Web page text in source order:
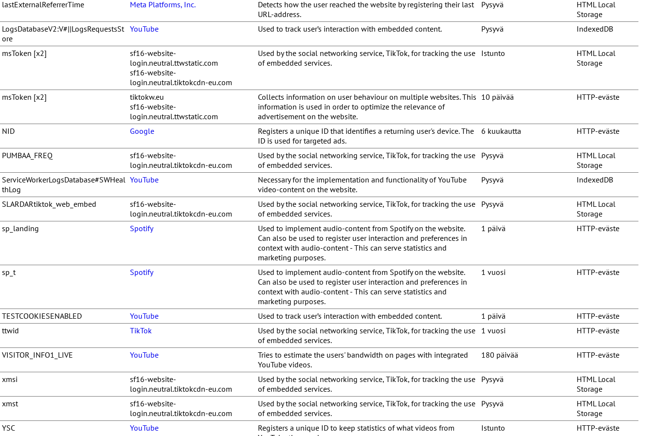
lastExternalReferrerTime
Meta Platforms, Inc.
Detects how the user reached the website by registering their last
URL-address.
Pysyvä
HTML Local
Storage
LogsDatabaseV2:V#||LogsRequestsSt
ore
YouTube Used to track user’s interaction with embedded content. Pysyvä IndexedDB
msToken [x2]
sf16-website-
login.neutral.ttwstatic.com
sf16-website-
login.neutral.tiktokcdn-eu.com
Used by the social networking service, TikTok, for tracking the use
of embedded services.
Istunto
HTML Local
Storage
msToken [x2]
tiktokw.eu
sf16-website-
login.neutral.ttwstatic.com
Collects information on user behaviour on multiple websites. This
information is used in order to optimize the relevance of
advertisement on the website.
10 päivää HTTP-eväste
NID Google
Registers a unique ID that identifies a returning user's device. The
ID is used for targeted ads.
6 kuukautta HTTP-eväste
PUMBAA_FREQ
sf16-website-
login.neutral.tiktokcdn-eu.com
Used by the social networking service, TikTok, for tracking the use
of embedded services.
Pysyvä
HTML Local
Storage
ServiceWorkerLogsDatabase#SWHeal
thLog
YouTube
Necessary for the implementation and functionality of YouTube
video-content on the website.
Pysyvä IndexedDB
SLARDARtiktok_web_embed
sf16-website-
login.neutral.tiktokcdn-eu.com
Used by the social networking service, TikTok, for tracking the use
of embedded services.
Pysyvä
HTML Local
Storage
sp_landing
Spotify
Used to implement audio-content from Spotify on the website.
Can also be used to register user interaction and preferences in
context with audio-content - This can serve statistics and
marketing purposes.
1 päivä HTTP-eväste
sp_t Spotify
Used to implement audio-content from Spotify on the website.
Can also be used to register user interaction and preferences in
context with audio-content - This can serve statistics and
marketing purposes.
1 vuosi HTTP-eväste
TESTCOOKIESENABLED YouTube Used to track user’s interaction with embedded content. 1 päivä
HTTP-eväste
ttwid
TikTok
Used by the social networking service, TikTok, for tracking the use
of embedded services.
1 vuosi HTTP-eväste
VISITOR_INFO1_LIVE YouTube
Tries to estimate the users' bandwidth on pages with integrated
YouTube videos.
180 päivää HTTP-eväste
xmsi
sf16-website-
login.neutral.tiktokcdn-eu.com
Used by the social networking service, TikTok, for tracking the use
of embedded services.
Pysyvä
HTML Local
Storage
xmst
sf16-website-
login.neutral.tiktokcdn-eu.com
Used by the social networking service, TikTok, for tracking the use
of embedded services.
Pysyvä
HTML Local
Storage
YSC
YouTube
Registers a unique ID to keep statistics of what videos from
Istunto HTTP-eväste